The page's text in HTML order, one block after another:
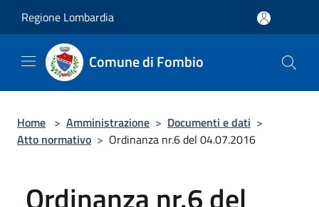
Regione Lombardia
Comune di Fombio
Home > Amministrazione > Documenti e dati >
Atto normativo > Ordinanza nr.6 del 04.07.2016